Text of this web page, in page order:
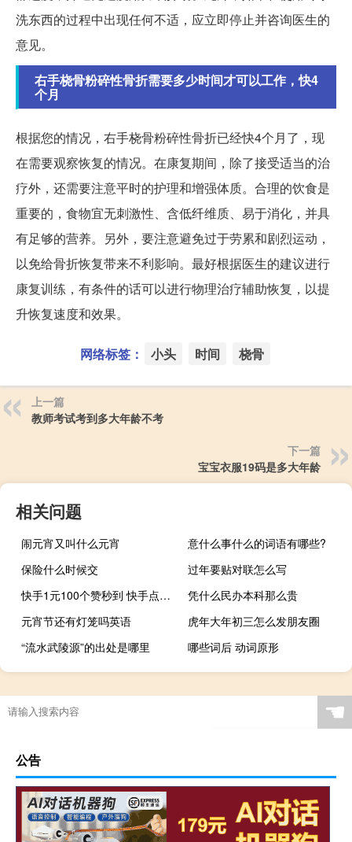
洗东西的过程中出现任何不适，应立即停止并咨询医生的
意见。
右手桡骨粉碎性骨折需要多少时间才可以工作，快4
个月
根据您的情况，右手桡骨粉碎性骨折已经快4个月了，现
在需要观察恢复的情况。在康复期间，除了接受适当的治
疗外，还需要注意平时的护理和增强体质。合理的饮食是
重要的，食物宜无刺激性、含低纤维质、易于消化，并具
有足够的营养。另外，要注意避免过于劳累和剧烈运动，
以免给骨折恢复带来不利影响。最好根据医生的建议进行
康复训练，有条件的话可以进行物理治疗辅助恢复，以提
升恢复速度和效果。
网络标签： 小头 时间 桡骨
上一篇
教师考试考到多大年龄不考
下一篇
宝宝衣服19码是多大年龄
相关问题
闹元宵又叫什么元宵
意什么事什么的词语有哪些?
保险什么时候交
过年要贴对联怎么写
快手1元100个赞秒到 快手点赞数量上限
凭什么民办本科那么贵
元宵节还有灯笼吗英语
虎年大年初三怎么发朋友圈
“流水武陵源”的出处是哪里
哪些词后 动词原形
☚
公告